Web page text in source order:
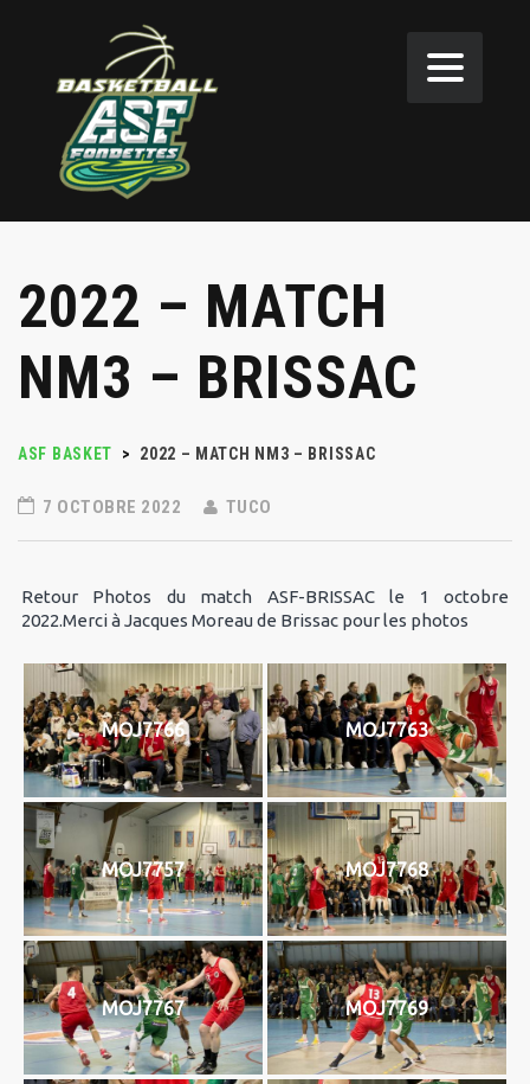
2022 – MATCH
NM3 – BRISSAC
ASF BASKET > 2022 – MATCH NM3 – BRISSAC
7 OCTOBRE 2022 TUCO
Retour Photos du match ASF-BRISSAC le 1 octobre
2022.Merci à Jacques Moreau de Brissac pour les photos
MOJ7766 MOJ7763
MOJ7757 MOJ7768
MOJ7767 MOJ7769